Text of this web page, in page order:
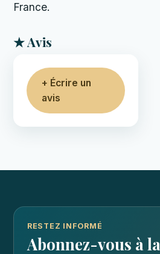
France.
★ Avis
+ Écrire un
avis
RESTEZ INFORMÉ
Abonnez-vous à